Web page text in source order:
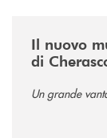
Il nuovo
di
Un grande